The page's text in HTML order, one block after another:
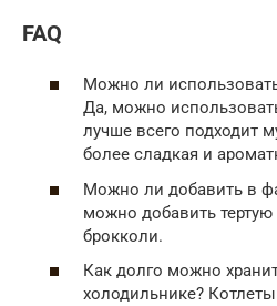
FAQ
Можно ли
Да, можно
лучше всего подходит
более сладкая и
Можно ли добавить в
можно добавить
брокколи.
Как долго можно
холодильнике?